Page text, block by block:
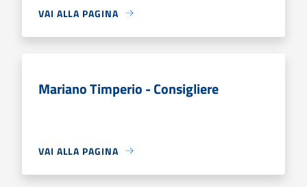
VAI ALLA PAGINA
Mariano Timperio - Consigliere
VAI ALLA PAGINA